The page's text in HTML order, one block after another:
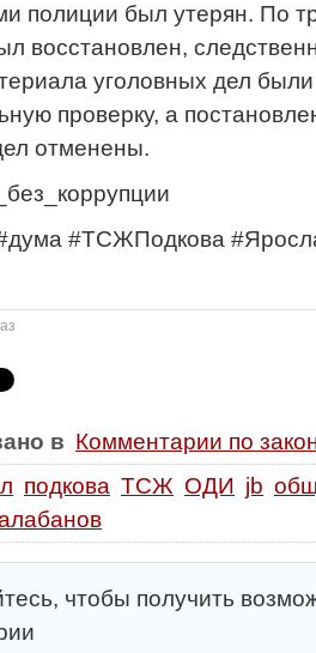
полиции был утерян. По
восстановлен,
уголовных дел
проверку, а
отменены.
#ТСЖПодкова
в Комментарии по
подкова ТСЖ ОДИ jb
чтобы получить